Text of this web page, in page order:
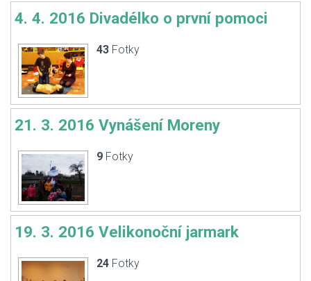
4. 4. 2016 Divadélko o první pomoci
43 Fotky
21. 3. 2016 Vynášení Moreny
9 Fotky
19. 3. 2016 Velikonoční jarmark
24 Fotky